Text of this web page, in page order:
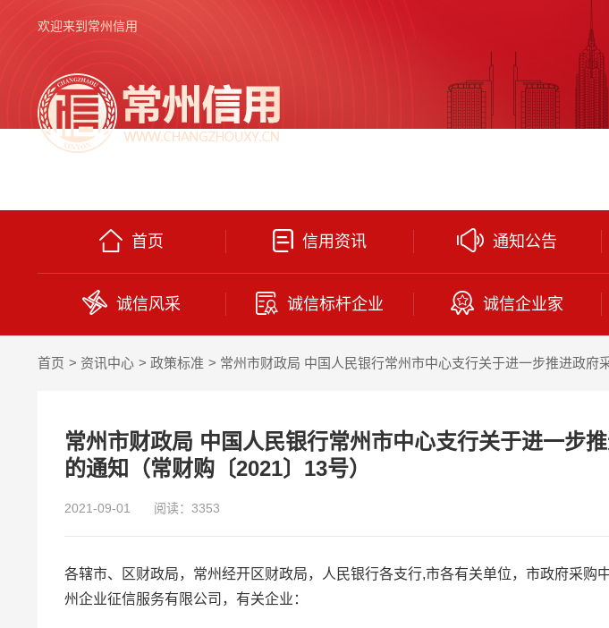
欢迎来到常州信用
首页 信用资讯 通知公告
诚信风采 诚信标杆企业 诚信企业家
首页 资讯中心 政策标准 常州市财政局 中国人民银行常州市中心支行关于进一步推进政府
常州市财政局 中国人民银行常州市中心支行关于进一步
的通知（常财购〔2021〕13号）
2021-09-01 阅读：3353
各辖市、区财政局，常州经开区财政局，人民银行各支行,市各有关单位，市政府采购
州企业征信服务有限公司，有关企业：